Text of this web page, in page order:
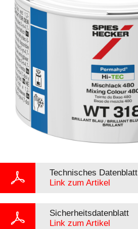
Technisches Datenblatt
Link zum Artikel
Sicherheitsdatenblatt
Link zum Artikel